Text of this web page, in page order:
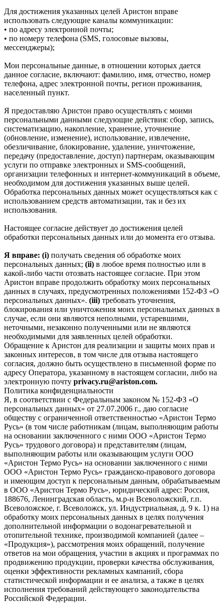
Для достижения указанных целей Аристон вправе
использовать следующие каналы коммуникации:
• по адресу электронной почты;
• по номеру телефона (SMS, голосовые вызовы,
мессенджеры);
Мои персональные данные, в отношении которых дается
данное согласие, включают: фамилию, имя, отчество, номер
телефона, адрес электронной почты, регион проживания,
населенный пункт.
Я предоставляю Аристон право осуществлять с моими
персональными данными следующие действия: сбор, запись,
систематизацию, накопление, хранение, уточнение
(обновление, изменение), использование, извлечение,
обезличивание, блокирование, удаление, уничтожение,
передачу (предоставление, доступ) партнерам, оказывающим
услуги по отправке электронных и SMS‑сообщений,
организации телефонных и интернет‑коммуникаций в объеме,
необходимом для достижения указанных выше целей.
Обработка персональных данных может осуществляться как с
использованием средств автоматизации, так и без их
использования.
Настоящее согласие действует до достижения целей
обработки персональных данных или до момента его отзыва.
Я вправе: (i) получать сведения об обработке моих
персональных данных; (ii) в любое время полностью или в
какой-либо части отозвать настоящее согласие. При этом
Аристон вправе продолжить обработку моих персональных
данных в случаях, предусмотренных положениями 152-ФЗ «О
персональных данных». (iii) требовать уточнения,
блокирования или уничтожения моих персональных данных в
случае, если они являются неполными, устаревшими,
неточными, незаконно полученными или не являются
необходимыми для заявленных целей обработки.
Обращение к Аристон для реализации и защиты моих прав и
законных интересов, в том числе для отзыва настоящего
согласия, должно быть осуществлено в письменной форме по
адресу Оператора, указанному в настоящем согласии, либо на
электронную почту privacy.ru@ariston.com.
Политика конфиденциальности
Я, в соответствии с Федеральным законом № 152-ФЗ «О
персональных данных» от 27.07.2006 г., даю согласие
обществу с ограниченной ответственностью «Аристон Термо
Русь» (в том числе работникам (лицам, выполняющим работы
на основании заключенного с ними ООО «Аристон Термо
Русь» трудового договора) и представителям (лицам,
выполняющим работы или оказывающим услуги ООО
«Аристон Термо Русь» на основании заключенного с ними
ООО «Аристон Термо Русь» гражданско-правового договора
и имеющим доступ к персональным данным, обрабатываемым
в ООО «Аристон Термо Русь», юридический адрес: Россия,
188676, Ленинградская область, м.р-н Всеволожский, г.п.
Всеволожское, г. Всеволожск, ул. Индустриальная, д. 9 к. 1) на
обработку моих персональных данных в целях получения
дополнительной информации о водонагревательной и
отопительной технике, производимой компанией (далее –
«Продукция»), рассмотрения моих обращений, получение
ответов на мои обращения, участии в акциях и программах по
продвижению продукции, проверки качества обслуживания,
оценки эффективности рекламных кампаний, сбора
статистической информации и ее анализа, а также в целях
исполнения требований действующего законодательства
Российской Федерации.